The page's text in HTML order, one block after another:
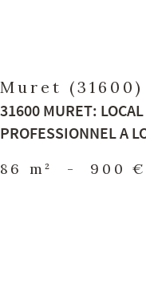
Muret (31600)
31600 MURET:
PROFESSIONNEL A
86 m² - 900